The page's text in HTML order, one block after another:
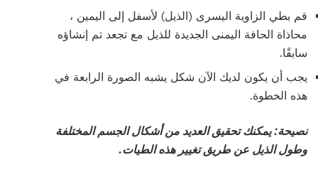
قم بطي الزاوية اليسرى (الذيل) لأسفل إلى اليمين ،
محاذاة الحافة اليمنى الجديدة للذيل مع تجعد تم إنشاؤه
سابقًا.
يجب أن يكون لديك الآن شكل يشبه الصورة الرابعة في
هذه الخطوة.
نصيحة: يمكنك تحقيق العديد من أشكال الجسم المختلفة
وطول الذيل عن طريق تغيير هذه الطيات.